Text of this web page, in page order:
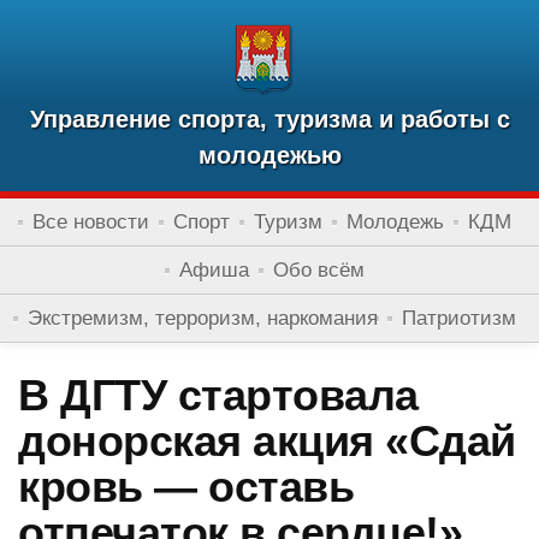
Управление спорта, туризма и работы с
молодежью
Все новости Спорт Туризм Молодежь КДМ
Афиша Обо всём
Экстремизм, терроризм, наркомания Патриотизм
В ДГТУ стартовала
донорская акция «Сдай
кровь — оставь